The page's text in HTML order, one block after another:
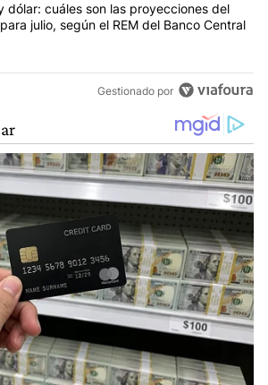
con el título "Inflación y dólar: cuáles
dólar: cuáles son las proyecciones del
julio, según el REM del Banco Central
Gestionado por